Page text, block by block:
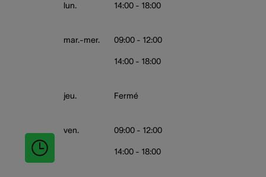
lun. 14:00 - 18:00
mar.-mer. 09:00 - 12:00
14:00 - 18:00
jeu. Fermé
ven. 09:00 - 12:00
14:00 - 18:00